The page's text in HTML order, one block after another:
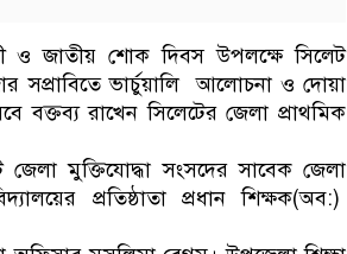
ও জাতীয় শোক দিবস উপলক্ষে সিলেট
সপ্রাবিতে ভার্চুয়ালি আলোচনা ও দোয়া
বক্তব্য রাখেন সিলেটের জেলা প্রাথমিক
মুক্তিযোদ্ধা সংসদের সাবেক জেলা
প্রতিষ্ঠাতা প্রধান শিক্ষক(অব:)